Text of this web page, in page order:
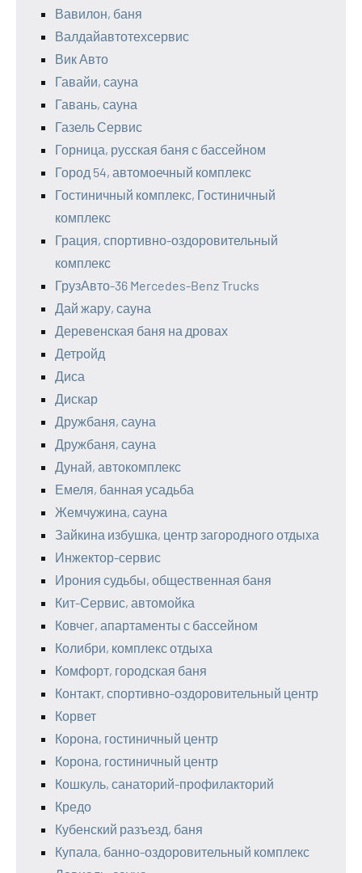
Вавилон, баня
Валдайавтотехсервис
Вик Авто
Гавайи, сауна
Гавань, сауна
Газель Сервис
Горница, русская баня с бассейном
Город 54, автомоечный комплекс
Гостиничный комплекс, Гостиничный
комплекс
Грация, спортивно-оздоровительный
комплекс
ГрузАвто-36 Mercedes-Benz Trucks
Дай жару, сауна
Деревенская баня на дровах
Детройд
Диса
Дискар
Дружбаня, сауна
Дружбаня, сауна
Дунай, автокомплекс
Емеля, банная усадьба
Жемчужина, сауна
Зайкина избушка, центр загородного отдыха
Инжектор-сервис
Ирония судьбы, общественная баня
Кит-Сервис, автомойка
Ковчег, апартаменты с бассейном
Колибри, комплекс отдыха
Комфорт, городская баня
Контакт, спортивно-оздоровительный центр
Корвет
Корона, гостиничный центр
Корона, гостиничный центр
Кошкуль, санаторий-профилакторий
Кредо
Кубенский разъезд, баня
Купала, банно-оздоровительный комплекс